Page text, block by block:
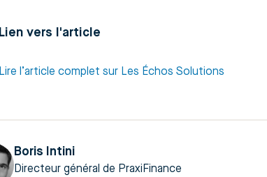
Lien vers l'article
Lire l’article complet sur Les Échos Solutions
Boris Intini
Directeur général de PraxiFinance